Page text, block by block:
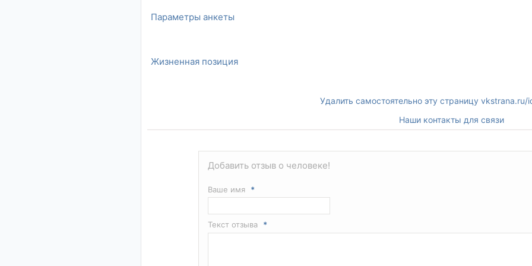
Параметры анкеты
Жизненная позиция
Удалить самостоятельно эту страницу
Наши контакты для связи
Добавить отзыв о человеке!
Ваше имя *
Текст отзыва *